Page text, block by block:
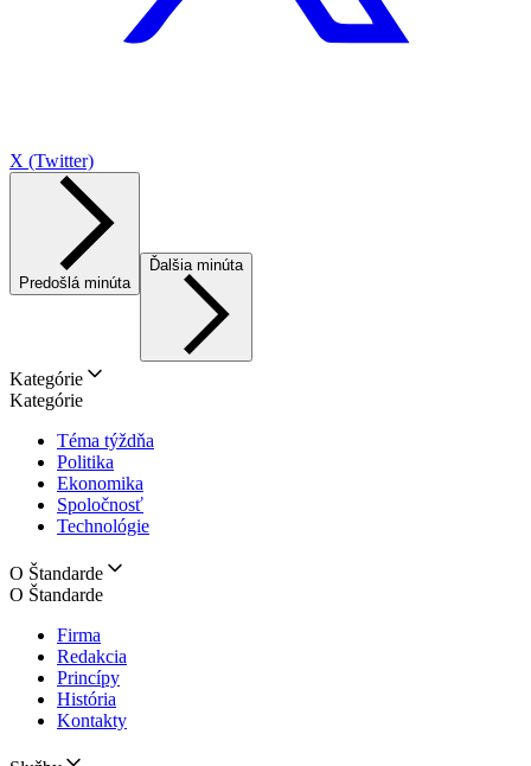
X (Twitter)
Predošlá minúta
Ďalšia minúta
Kategórie
Kategórie
Téma týždňa
Politika
Ekonomika
Spoločnosť
Technológie
O Štandarde
O Štandarde
Firma
Redakcia
Princípy
História
Kontakty